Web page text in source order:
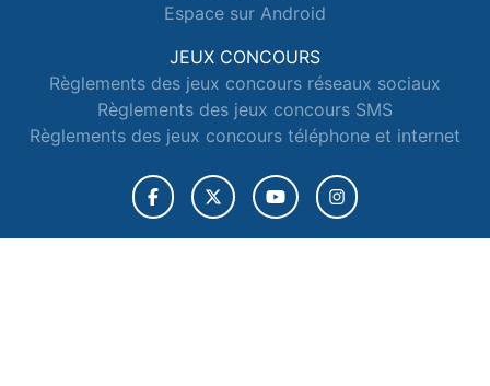
Espace sur Android
JEUX CONCOURS
Règlements des jeux concours réseaux sociaux
Règlements des jeux concours SMS
Règlements des jeux concours téléphone et internet